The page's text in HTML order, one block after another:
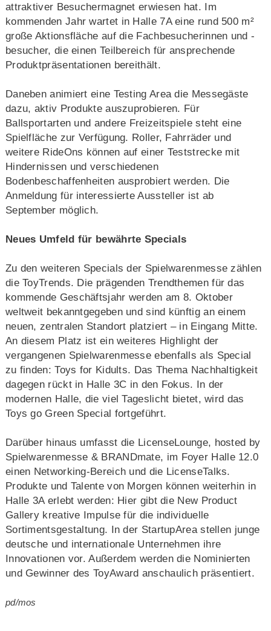
attraktiver Besuchermagnet erwiesen hat. Im
kommenden Jahr wartet in Halle 7A eine rund 500 m²
große Aktionsfläche auf die Fachbesucherinnen und -
besucher, die einen Teilbereich für ansprechende
Produktpräsentationen bereithält.
Daneben animiert eine Testing Area die Messegäste
dazu, aktiv Produkte auszuprobieren. Für
Ballsportarten und andere Freizeitspiele steht eine
Spielfläche zur Verfügung. Roller, Fahrräder und
weitere RideOns können auf einer Teststrecke mit
Hindernissen und verschiedenen
Bodenbeschaffenheiten ausprobiert werden. Die
Anmeldung für interessierte Aussteller ist ab
September möglich.
Neues Umfeld für bewährte Specials
Zu den weiteren Specials der Spielwarenmesse zählen
die ToyTrends. Die prägenden Trendthemen für das
kommende Geschäftsjahr werden am 8. Oktober
weltweit bekanntgegeben und sind künftig an einem
neuen, zentralen Standort platziert – in Eingang Mitte.
An diesem Platz ist ein weiteres Highlight der
vergangenen Spielwarenmesse ebenfalls als Special
zu finden: Toys for Kidults. Das Thema Nachhaltigkeit
dagegen rückt in Halle 3C in den Fokus. In der
modernen Halle, die viel Tageslicht bietet, wird das
Toys go Green Special fortgeführt.
Darüber hinaus umfasst die LicenseLounge, hosted by
Spielwarenmesse & BRANDmate, im Foyer Halle 12.0
einen Networking-Bereich und die LicenseTalks.
Produkte und Talente von Morgen können weiterhin in
Halle 3A erlebt werden: Hier gibt die New Product
Gallery kreative Impulse für die individuelle
Sortimentsgestaltung. In der StartupArea stellen junge
deutsche und internationale Unternehmen ihre
Innovationen vor. Außerdem werden die Nominierten
und Gewinner des ToyAward anschaulich präsentiert.
pd/mos